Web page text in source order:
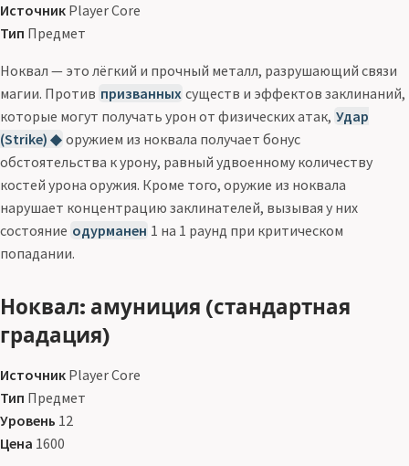
Источник Player Core
Тип Предмет
Ноквал — это лёгкий и прочный металл, разрушающий связи
магии. Против призванных существ и эффектов заклинаний,
которые могут получать урон от физических атак, Удар
(Strike) ◆ оружием из ноквала получает бонус
обстоятельства к урону, равный удвоенному количеству
костей урона оружия. Кроме того, оружие из ноквала
нарушает концентрацию заклинателей, вызывая у них
состояние одурманен 1 на 1 раунд при критическом
попадании.
Ноквал: амуниция (стандартная
градация)
Источник Player Core
Тип Предмет
Уровень 12
Цена 1600